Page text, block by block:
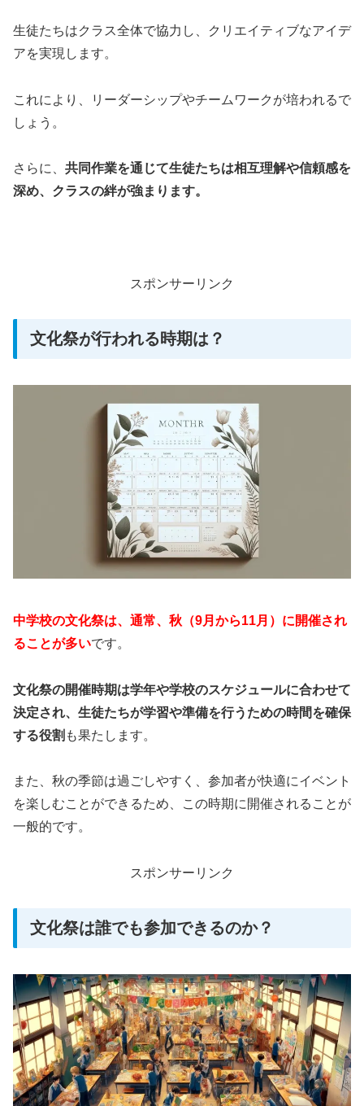
生徒たちはクラス全体で協力し、クリエイティブなアイデ
アを実現します。
これにより、リーダーシップやチームワークが培われるで
しょう。
さらに、 共同作業を通じて生徒たちは相互理解や信頼感を
深め、クラスの絆が強まります。
スポンサーリンク
文化祭が行われる時期は？
中学校の文化祭は、通常、秋（9月から11月）に開催され
ることが多いです。
文化祭の開催時期は学年や学校のスケジュールに合わせて
決定され、生徒たちが学習や準備を行うための時間を確保
する役割 も果たします。
また、秋の季節は過ごしやすく、参加者が快適にイベント
を楽しむことができるため、この時期に開催されることが
一般的です。
スポンサーリンク
文化祭は誰でも参加できるのか？